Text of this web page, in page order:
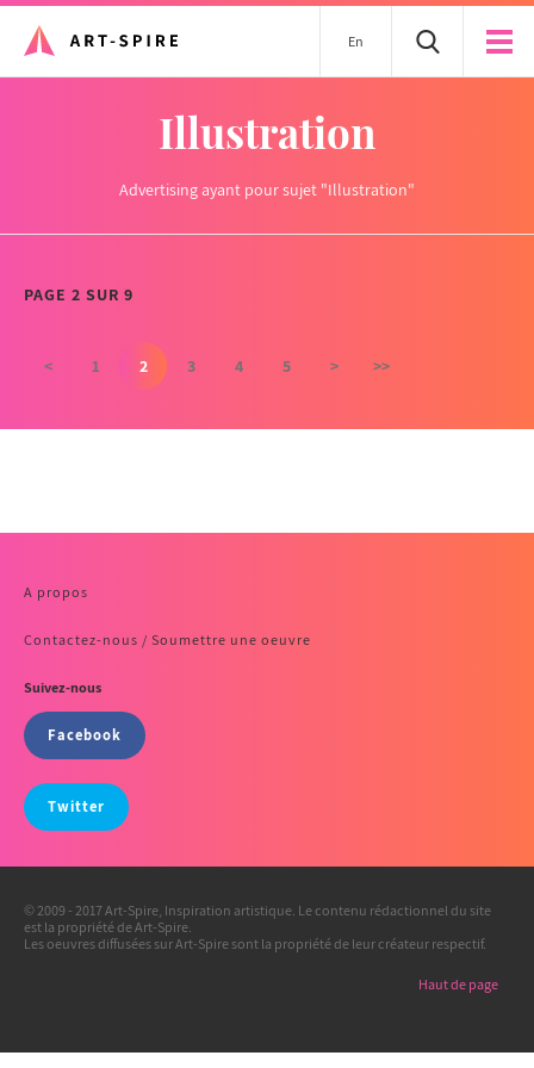
En
Illustration
Advertising ayant pour sujet "Illustration"
PAGE 2 SUR 9
< 1 2 3 4 5 > >>
A propos
Contactez-nous / Soumettre une oeuvre
Suivez-nous
Facebook
Twitter
© 2009 - 2017 Art-Spire, Inspiration artistique. Le contenu rédactionnel du site
est la propriété de Art-Spire.
Les oeuvres diffusées sur Art-Spire sont la propriété de leur créateur respectif.
Haut de page